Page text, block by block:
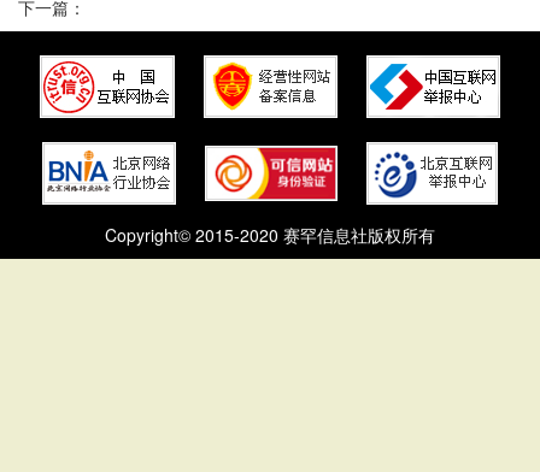
下一篇：
Copyright© 2015-2020 赛罕信息社版权所有